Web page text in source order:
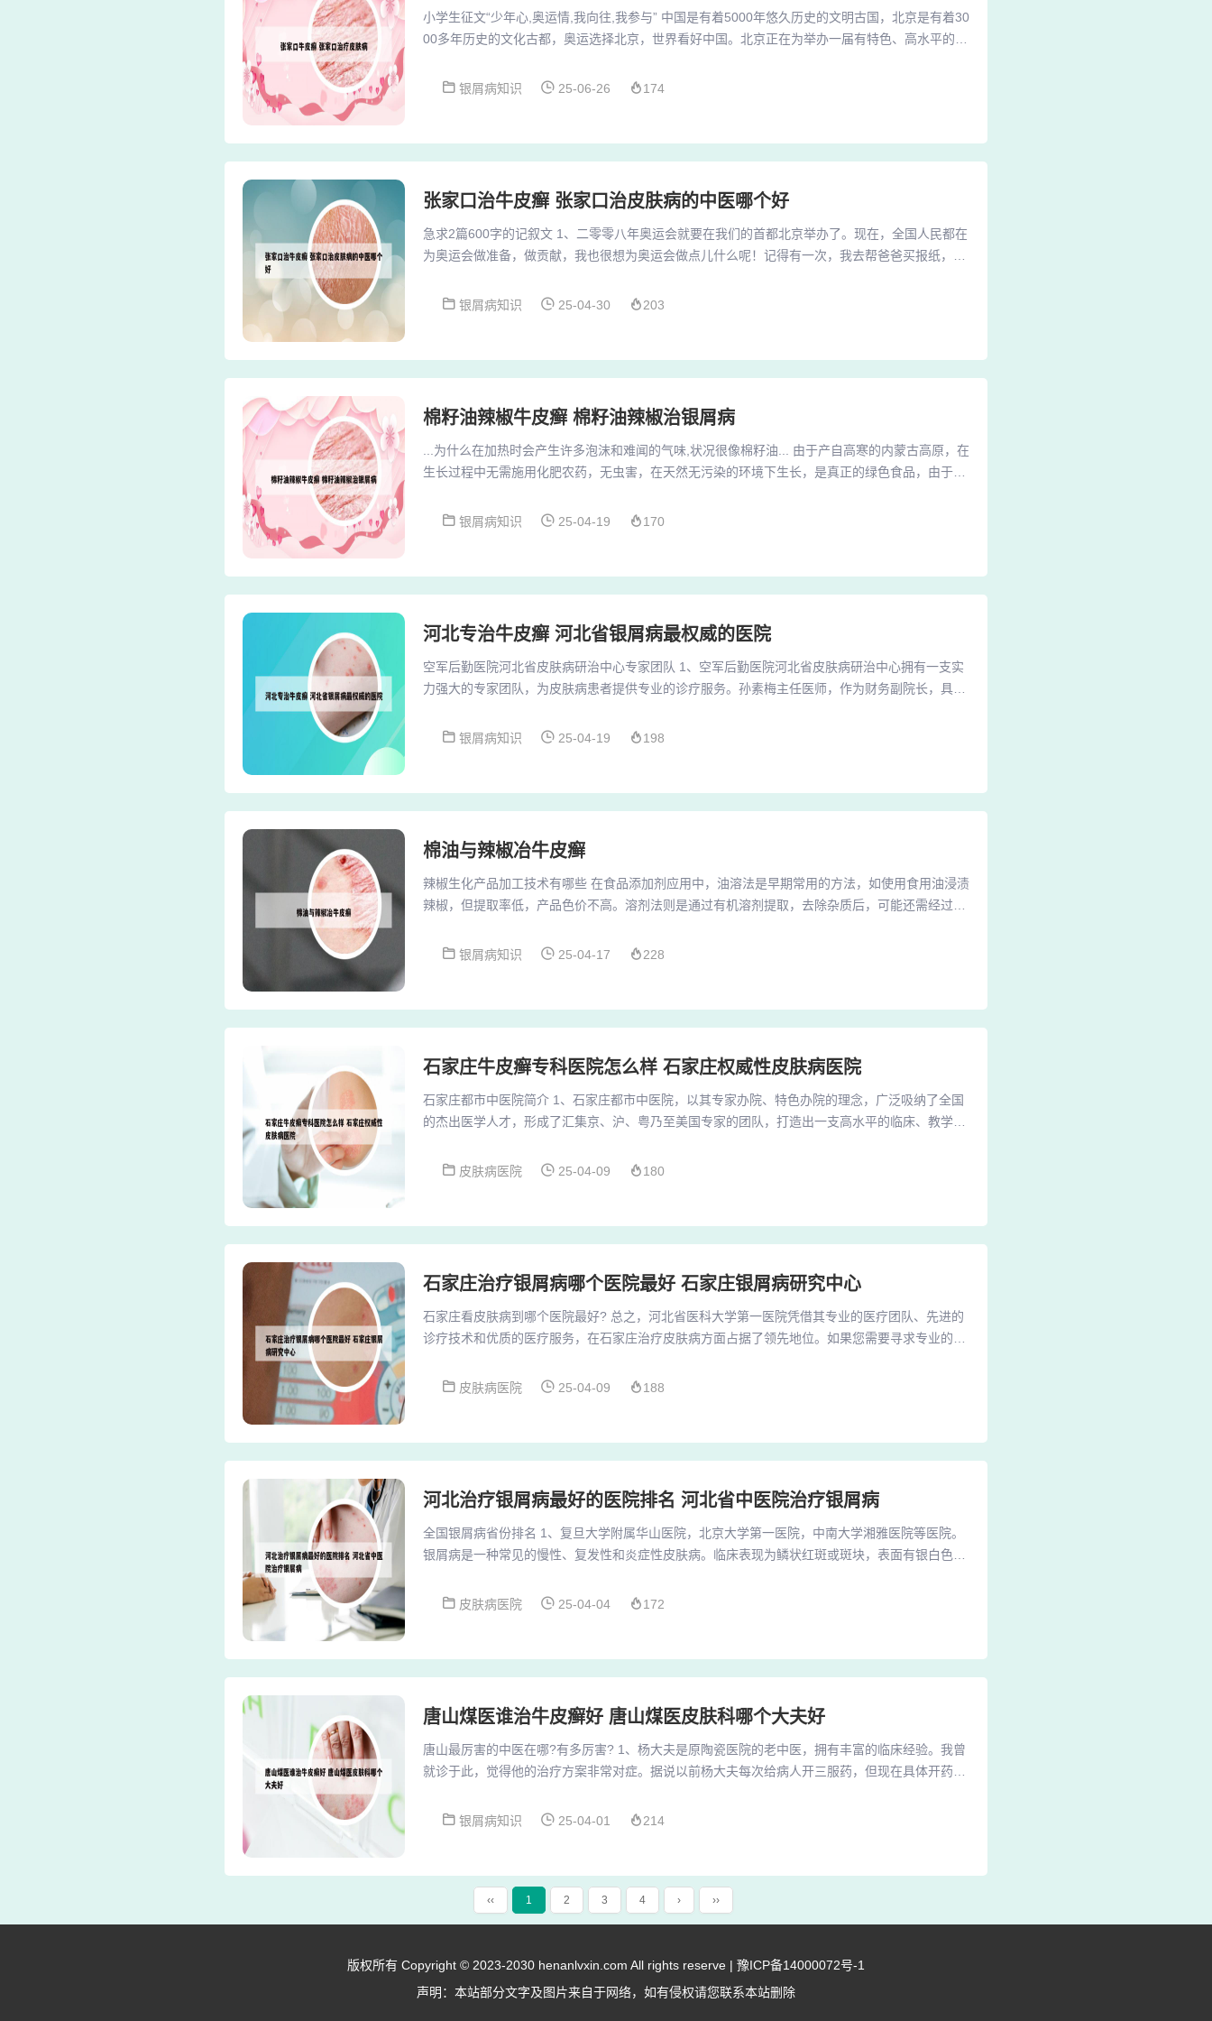
小学生征文“少年心,奥运情,我向往,我参与” 中国是有着5000年悠久历史的文明古国，北京是有着30
00多年历史的文化古都，奥运选择北京，世界看好中国。北京正在为举办一届有特色、高水平的奥
扬。我早已把奥运会标和会旗的图案贴在墙头。我坚信，那将是全世界人民最难忘的一次聚会，一
银屑病知识 25-06-26 174
张家口治牛皮癣 张家口治皮肤病的中医哪个好
急求2篇600字的记叙文 1、二零零八年奥运会就要在我们的首都北京举办了。现在，全国人民都在
为奥运会做准备，做贡献，我也很想为奥运会做点儿什么呢！记得有一次，我去帮爸爸买报纸，无
事告诉了爸爸妈妈。2、我终于战胜了 （你把文中的J改成人名）我难以忘记邻班女孩J看我的眼
银屑病知识 25-04-30 203
棉籽油辣椒牛皮癣 棉籽油辣椒治银屑病
...为什么在加热时会产生许多泡沫和难闻的气味,状况很像棉籽油... 由于产自高寒的内蒙古高原，在
生长过程中无需施用化肥农药，无虫害，在天然无污染的环境下生长，是真正的绿色食品，由于富
“草原鱼油”，是人们日常饮食补充ω-3脂肪酸经济有效的方法，可谓真正的“油用有余”。亚麻有油
银屑病知识 25-04-19 170
河北专治牛皮癣 河北省银屑病最权威的医院
空军后勤医院河北省皮肤病研治中心专家团队 1、空军后勤医院河北省皮肤病研治中心拥有一支实
力强大的专家团队，为皮肤病患者提供专业的诊疗服务。孙素梅主任医师，作为财务副院长，具有
医院的河北省皮肤病研治中心拥有一流的医疗资源，其师资力量强大。该中心与第四军医大学、中
银屑病知识 25-04-19 198
棉油与辣椒冶牛皮癣
辣椒生化产品加工技术有哪些 在食品添加剂应用中，油溶法是早期常用的方法，如使用食用油浸渍
辣椒，但提取率低，产品色价不高。溶剂法则是通过有机溶剂提取，去除杂质后，可能还需经过水
术有哪些 辣椒全身都是宝，有些是需要经过一定的技术加工才能提取出来的，特别是辣椒生化产
银屑病知识 25-04-17 228
石家庄牛皮癣专科医院怎么样 石家庄权威性皮肤病医院
石家庄都市中医院简介 1、石家庄都市中医院，以其专家办院、特色办院的理念，广泛吸纳了全国
的杰出医学人才，形成了汇集京、沪、粤乃至美国专家的团队，打造出一支高水平的临床、教学、
2、石家庄市中医院创建于1956年，历经半个世纪的发展与建设，现已成为融合医疗、教学、科
皮肤病医院 25-04-09 180
石家庄治疗银屑病哪个医院最好 石家庄银屑病研究中心
石家庄看皮肤病到哪个医院最好? 总之，河北省医科大学第一医院凭借其专业的医疗团队、先进的
诊疗技术和优质的医疗服务，在石家庄治疗皮肤病方面占据了领先地位。如果您需要寻求专业的皮
个不错的选择。医院的医疗水平和服务质量得到了广泛认可，患者可以在这里获得专业的诊断和治
皮肤病医院 25-04-09 188
河北治疗银屑病最好的医院排名 河北省中医院治疗银屑病
全国银屑病省份排名 1、复旦大学附属华山医院，北京大学第一医院，中南大学湘雅医院等医院。
银屑病是一种常见的慢性、复发性和炎症性皮肤病。临床表现为鳞状红斑或斑块，表面有银白色鳞
北京市的北京大学人民医院、北京大学第一医院、北京协和医院和中国人民解放军空军总医院，都
皮肤病医院 25-04-04 172
唐山煤医谁治牛皮癣好 唐山煤医皮肤科哪个大夫好
唐山最厉害的中医在哪?有多厉害? 1、杨大夫是原陶瓷医院的老中医，拥有丰富的临床经验。我曾
就诊于此，觉得他的治疗方案非常对症。据说以前杨大夫每次给病人开三服药，但现在具体开药情
2、河北省唐山市有一批知名的中医专家，其中一位是喇万英，他在煤医道诊所工作。喇万英医生
银屑病知识 25-04-01 214
‹‹ 1 2 3 4 › ››
版权所有 Copyright © 2023-2030 henanlvxin.com All rights reserve | 豫ICP备14000072号-1
声明：本站部分文字及图片来自于网络，如有侵权请您联系本站删除